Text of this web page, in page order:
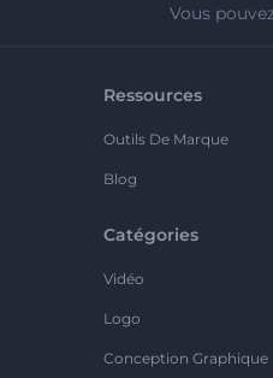
Vous
Ressources
Outils De Marque
Blog
Catégories
Vidéo
Logo
Conception Graphique